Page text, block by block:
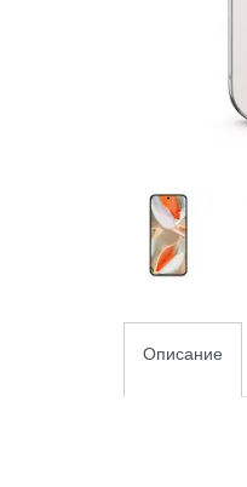
Описание